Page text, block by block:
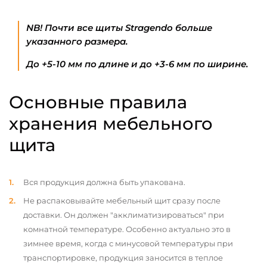
NB! Почти все щиты Stragendo больше
указанного размера.
До +5-10 мм по длине и до +3-6 мм по ширине.
Основные правила
хранения мебельного
щита
Вся продукция должна быть упакована.
Не распаковывайте мебельный щит сразу после
доставки. Он должен "акклиматизироваться" при
комнатной температуре. Особенно актуально это в
зимнее время, когда с минусовой температуры при
транспортировке, продукция заносится в теплое